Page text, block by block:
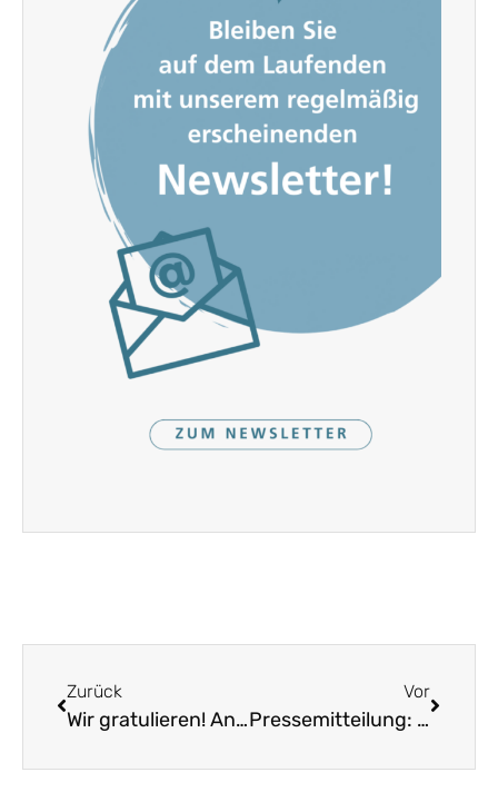
Zurück
Wir gratulieren! Andrea Gebhard ist neue Präsidentin der Bundesarchitektenkammer
Vor
Pressemitteilung: Vom Mut, Bayern neu zu denken